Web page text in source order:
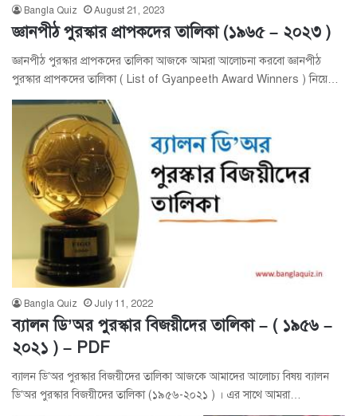
Bangla Quiz August 21, 2023
জ্ঞানপীঠ পুরস্কার প্রাপকদের তালিকা (১৯৬৫ – ২০২৩ )
জ্ঞানপীঠ পুরস্কার প্রাপকদের তালিকা আজকে আমরা আলোচনা করবো জ্ঞানপীঠ
পুরস্কার প্রাপকদের তালিকা ( List of Gyanpeeth Award Winners ) নিয়ে…
Bangla Quiz July 11, 2022
ব্যালন ডি’অর পুরস্কার বিজয়ীদের তালিকা – ( ১৯৫৬ –
২০২১ ) – PDF
ব্যালন ডি’অর পুরস্কার বিজয়ীদের তালিকা আজকে আমাদের আলোচ্য বিষয় ব্যালন
ডি’অর পুরস্কার বিজয়ীদের তালিকা (১৯৫৬-২০২১ ) । এর সাথে আমরা…